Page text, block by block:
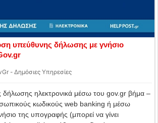
υπεύθυνης δήλωσης με γνήσιο
- Δημόσιες Υπηρεσίες
ηλεκτρονικά μέσω του gov.gr βήμα –
κωδικούς web banking ή μέσω
της υπογραφής (μπορεί να γίνει